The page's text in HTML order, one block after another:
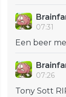
07:31
Een beer
07:26
Tony Sott